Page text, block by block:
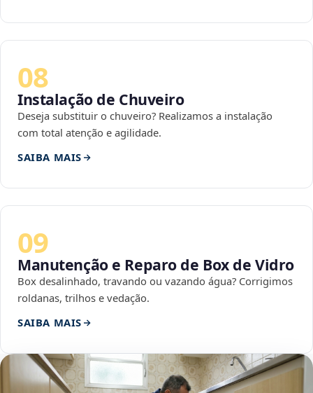
08
Instalação de Chuveiro
Deseja substituir o chuveiro? Realizamos a instalação
com total atenção e agilidade.
SAIBA MAIS
09
Manutenção e Reparo de Box de Vidro
Box desalinhado, travando ou vazando água? Corrigimos
roldanas, trilhos e vedação.
SAIBA MAIS